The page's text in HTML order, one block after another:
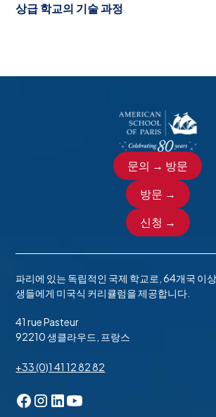
팅이나 코딩을 배우기에 너무 어린 학생
털 일러스트레이션 등이 포함될 수 있습
업을 하는 예술가들의 작품에 대한 비판
사소통 능력을 향상시킵니다. 또한 학생
방향에 대한 창의적인 아이디어를 표현
울 수 있습니다. 동료 및 자기 평가뿐만 아
의 피드백을 통해 팀워크와 협업을 통해
성장과 비판적 감각이 향상됩니다. 모든
예술적 여정을 기록하는 과정 포트폴리
GarageBand로 음악 만들기
현대 기술은 음악적 표현의 놀라운 가능
다! 이 과정은 다양한 음악적 배경을 가진
털 오디오 제작 기술을 사용하여 직접 음
곡하는 실습 경험을 통해 음악 창작에 대
장착된 워크스테이션에서 Apple의
리듬의 기본 개념을 탐구하게 됩니다. 영
상급 학교의 기술 과정
AP 컴퓨터 과학 A(Java)는 대학 수준의
하여 컴퓨터 과학의 기초를 배우게 됩니
그래밍 기초에 초점을 맞춘 다음 전체 클
이를 구축하는 논리와 구조에 초점을 맞
됩니다. 디자인 및 기술 과정 또는 이와 유
한 학기 이상 수강해야 합니다.
AP 컴퓨터 과학 원칙
AP 컴퓨터 과학 원리는 계산의 기본 원리
다학제적 접근 방식을 제공합니다. 이 수
Python 언어를 사용하여 학생들에게 프
알고리즘, 대규모 데이터 세트, 인터넷, 사
이 수업은 학생들에게 최신 기술을 사용
문제 해결을 위한 컴퓨팅 아티팩트를 만들
사이버 보안
문의 → 방문
방문 →
신청 →
파리에 있는 독립적인 국제 학교로, 64개국 이
생들에게 미국식 커리큘럼을 제공합니다.
41 rue Pasteur
92210 생클라우드, 프랑스
+33 (0)1 41 12 82 82